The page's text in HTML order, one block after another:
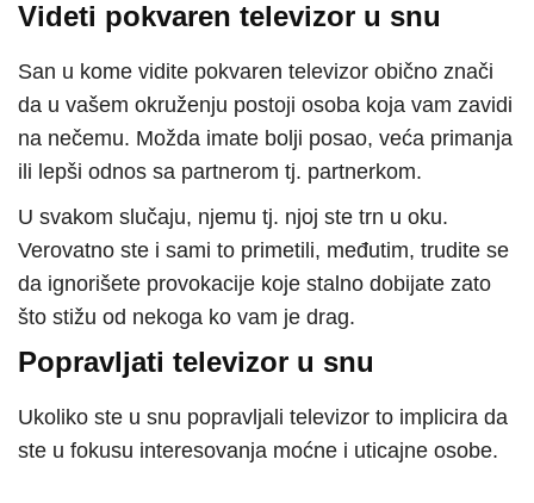
Videti pokvaren televizor u snu
San u kome vidite pokvaren televizor obično znači
da u vašem okruženju postoji osoba koja vam zavidi
na nečemu. Možda imate bolji posao, veća primanja
ili lepši odnos sa partnerom tj. partnerkom.
U svakom slučaju, njemu tj. njoj ste trn u oku.
Verovatno ste i sami to primetili, međutim, trudite se
da ignorišete provokacije koje stalno dobijate zato
što stižu od nekoga ko vam je drag.
Popravljati televizor u snu
Ukoliko ste u snu popravljali televizor to implicira da
ste u fokusu interesovanja moćne i uticajne osobe.